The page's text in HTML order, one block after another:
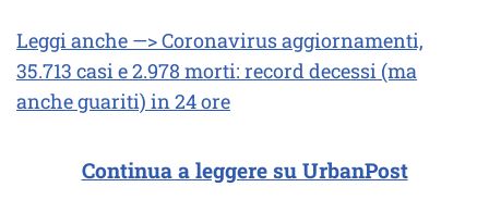
Leggi anche —> Coronavirus aggiornamenti,
35.713 casi e 2.978 morti: record decessi (ma
anche guariti) in 24 ore
Continua a leggere su UrbanPost